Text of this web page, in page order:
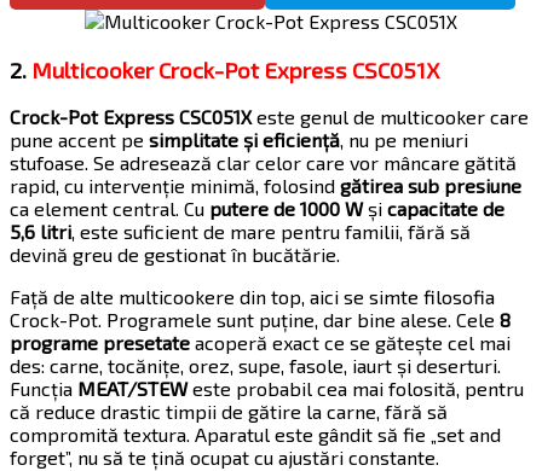
2. Multicooker Crock-Pot Express CSC051X
Crock-Pot Express CSC051Xeste genul de multicooker care
pune accent pe simplitate și eficiență, nu pe meniuri
stufoase. Se adresează clar celor care vor mâncare gătită
rapid, cu intervenție minimă, folosind gătirea sub presiune
ca element central. Cu putere de 1000 Wși capacitate de
5,6 litri, este suficient de mare pentru familii, fără să
devină greu de gestionat în bucătărie.
Față de alte multicookere din top, aici se simte filosofia
Crock-Pot. Programele sunt puține, dar bine alese. Cele 8
programe presetate acoperă exact ce se gătește cel mai
des: carne, tocănițe, orez, supe, fasole, iaurt și deserturi.
Funcția MEAT/STEWeste probabil cea mai folosită, pentru
că reduce drastic timpii de gătire la carne, fără să
compromită textura. Aparatul este gândit să fie „set and
forget”, nu să te țină ocupat cu ajustări constante.